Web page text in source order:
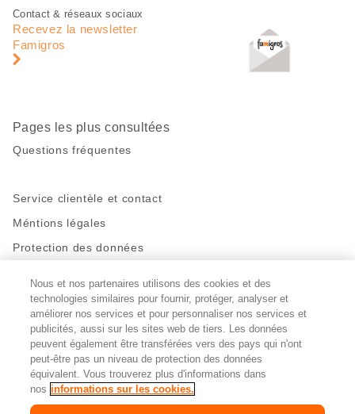
Pied
page
Navigation
pied
Contact & réseaux sociaux
Recevez la newsletter
Famigros
Pages les plus consultées
Questions fréquentes
Service clientèle et contact
Méntions légales
Protection des données
Restez en contact!
Facebook
http://twitter.com/migros
https://www.youtube.com/user/
PinterestInstagram
Paramètres des cookies
FR IT
Nous et nos partenaires utilisons des cookies et des
technologies similaires pour fournir, protéger, analyser et
améliorer nos services et pour personnaliser nos services et
publicités, aussi sur les sites web de tiers. Les données
peuvent également être transférées vers des pays qui n'ont
peut-être pas un niveau de protection des données
équivalent. Vous trouverez plus d'informations dans
nos informations sur les cookies.